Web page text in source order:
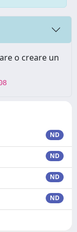
o creare un
ND
ND
ND
ND